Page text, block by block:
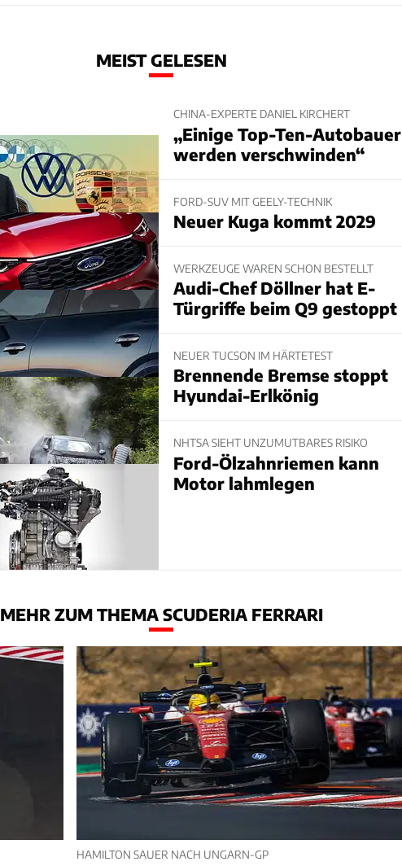
MEIST GELESEN
CHINA-EXPERTE DANIEL KIRCHERT
„Einige Top-Ten-Autobauer
werden verschwinden“
FORD-SUV MIT GEELY-TECHNIK
Neuer Kuga kommt 2029
WERKZEUGE WAREN SCHON BESTELLT
Audi-Chef Döllner hat E-
Türgriffe beim Q9 gestoppt
NEUER TUCSON IM HÄRTETEST
Brennende Bremse stoppt
Hyundai-Erlkönig
NHTSA SIEHT UNZUMUTBARES RISIKO
Ford-Ölzahnriemen kann
Motor lahmlegen
MEHR ZUM THEMA SCUDERIA FERRARI
HAMILTON SAUER NACH UNGARN-GP